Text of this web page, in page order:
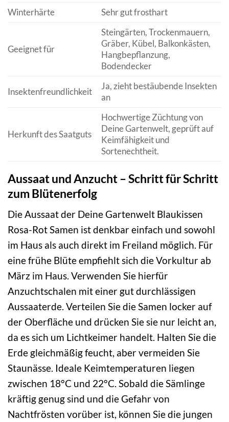
Winterhärte
Sehr gut frosthart
Geeignet für
Steingärten, Trockenmauern,
Gräber, Kübel, Balkonkästen,
Hangbepflanzung,
Bodendecker
Insektenfreundlichkeit
Ja, zieht bestäubende Insekten
an
Herkunft des Saatguts
Hochwertige Züchtung von
Deine Gartenwelt, geprüft auf
Keimfähigkeit und
Sortenechtheit.
Aussaat und Anzucht – Schritt für Schritt
zum Blütenerfolg
Die Aussaat der Deine Gartenwelt Blaukissen
Rosa-Rot Samen ist denkbar einfach und sowohl
im Haus als auch direkt im Freiland möglich. Für
eine frühe Blüte empfiehlt sich die Vorkultur ab
März im Haus. Verwenden Sie hierfür
Anzuchtschalen mit einer gut durchlässigen
Aussaaterde. Verteilen Sie die Samen locker auf
der Oberfläche und drücken Sie sie nur leicht an,
da es sich um Lichtkeimer handelt. Halten Sie die
Erde gleichmäßig feucht, aber vermeiden Sie
Staunässe. Ideale Keimtemperaturen liegen
zwischen 18°C und 22°C. Sobald die Sämlinge
kräftig genug sind und die Gefahr von
Nachtfrösten vorüber ist, können Sie die jungen